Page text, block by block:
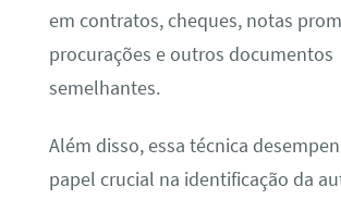
em contratos, cheques, notas
procurações e outros documentos
semelhantes.
Além disso, essa técnica
papel crucial na identificação da